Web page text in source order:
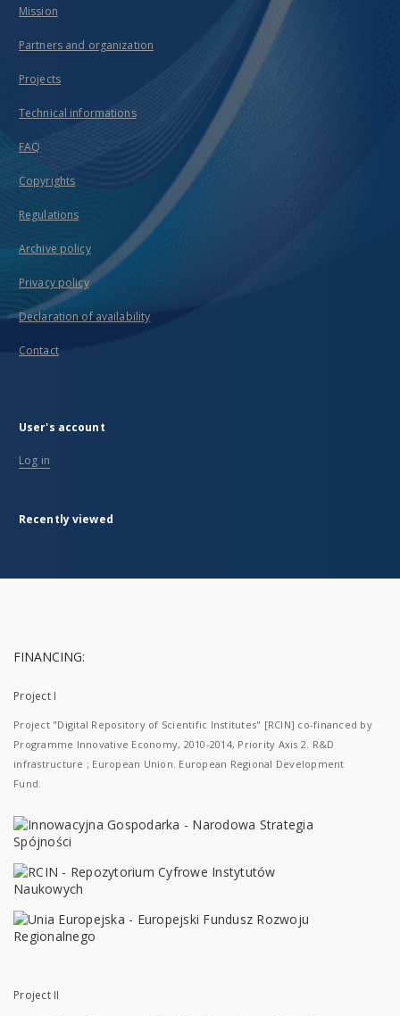
Mission
Partners and organization
Projects
Technical informations
FAQ
Copyrights
Regulations
Archive policy
Privacy policy
Declaration of availability
Contact
User's account
Log in
Recently viewed
FINANCING:
Project I
Project "Digital Repository of Scientific Institutes" [RCIN] co-financed by
Programme Innovative Economy, 2010-2014, Priority Axis 2. R&D
infrastructure ; European Union. European Regional Development
Fund.
Project II